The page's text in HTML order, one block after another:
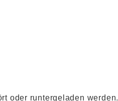
oder runtergeladen werden.